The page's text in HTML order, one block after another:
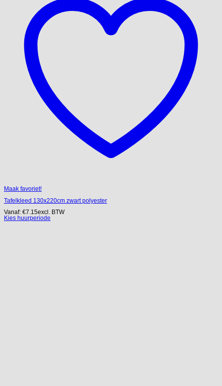
Maak favoriet!
Tafelkleed 130x220cm zwart polyester
Vanaf: €7.15excl. BTW
Kies huurperiode